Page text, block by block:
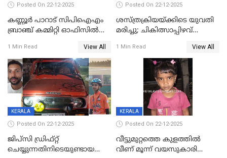
Posted On 22-12-2025
കണ്ണൂർ പാറാട് സിപിഐഎം
ബ്രാഞ്ച് കമ്മിറ്റി ഓഫിസിൽ
ചിത്രങ്ങളടക്കം കത്തിയ
നിലയിൽ
1 Min Read View All
Posted On 22-12-2025
ശസ്ത്രക്രിയയ്‌ക്കിടെ യുവതി
മരിച്ചു; ചികിത്സാപ്പിഴവ്
സംഭവം മാവേലിക്കരയിൽ
1 Min Read View All
KERALA
Posted On 22-12-2025
ജിപ്സി ഡ്രിഫ്റ്റ്
ചെയ്യുന്നതിനിടെയുണ്ടായ
KERALA
Posted On 22-12-2025
വീട്ടുമുറ്റത്തെ കുളത്തിൽ
വീണ് മൂന്ന് വയസുകാരി